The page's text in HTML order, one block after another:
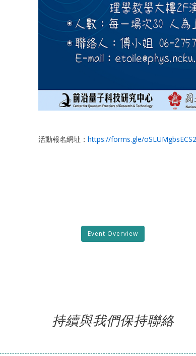
活動報名網址： https://forms.gle/
Event Overview
持續與我們保持聯絡